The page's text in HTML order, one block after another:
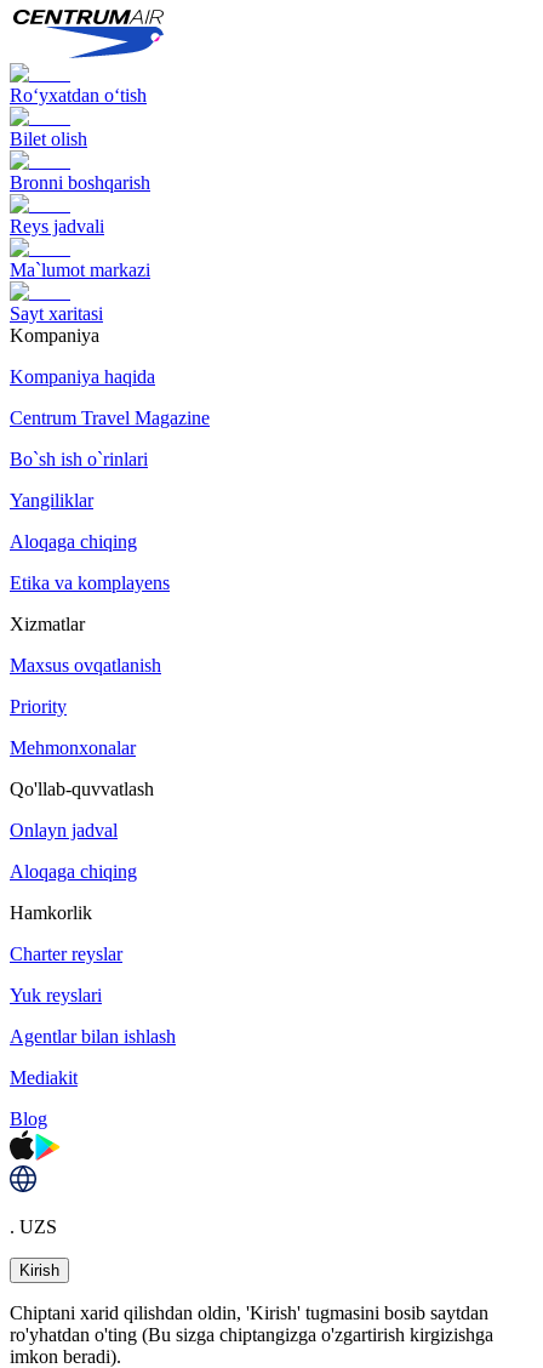
Ro‘yxatdan o‘tish
Bilet olish
Bronni boshqarish
Reys jadvali
Ma`lumot markazi
Sayt xaritasi
Kompaniya
Kompaniya haqida
Centrum Travel Magazine
Bo`sh ish o`rinlari
Yangiliklar
Aloqaga chiqing
Etika va komplayens
Xizmatlar
Maxsus ovqatlanish
Priority
Mehmonxonalar
Qo'llab-quvvatlash
Onlayn jadval
Aloqaga chiqing
Hamkorlik
Charter reyslar
Yuk reyslari
Agentlar bilan ishlash
Mediakit
Blog
. UZS
Kirish
Chiptani xarid qilishdan oldin, 'Kirish' tugmasini bosib saytdan
ro'yhatdan o'ting (Bu sizga chiptangizga o'zgartirish kirgizishga
imkon beradi).